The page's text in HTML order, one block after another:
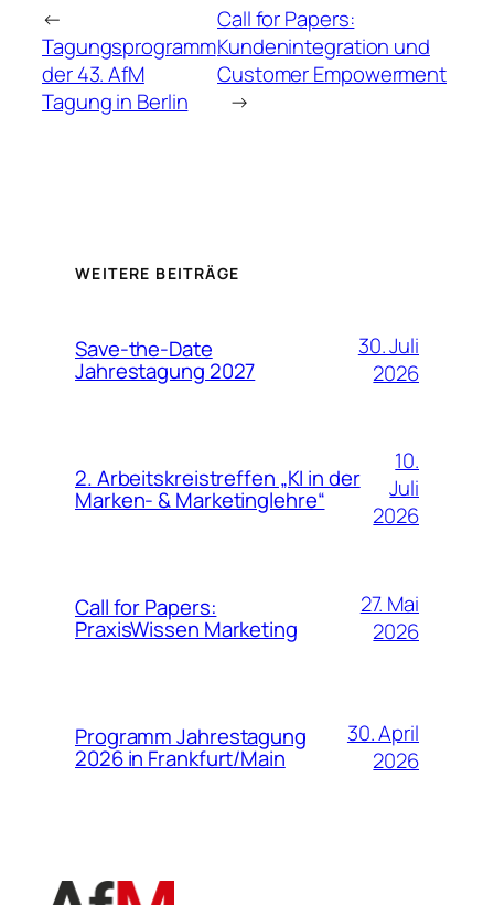
←
Tagungsprogramm
der 43. AfM
Tagung in Berlin
Call for Papers:
Kundenintegration und
Customer Empowerment
→
WEITERE BEITRÄGE
Save-the-Date
Jahrestagung 2027
30. Juli
2026
2. Arbeitskreistreffen „KI in der
Marken- & Marketinglehre“
10.
Juli
2026
Call for Papers:
PraxisWissen Marketing
27. Mai
2026
Programm Jahrestagung
2026 in Frankfurt/Main
30. April
2026